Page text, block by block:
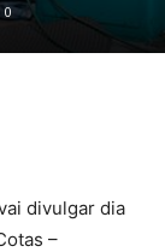
0
divulgar dia
–